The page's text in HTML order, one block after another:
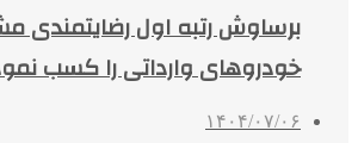
برساوش رتبه اول رضایتمندی
خودروهای وارداتی را کسب
۱۴۰۴/۰۷/۰۶